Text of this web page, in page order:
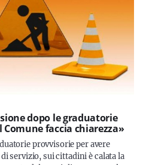
dopo le graduatorie
faccia chiarezza»
provvisorie per avere
servizio, sui cittadini è calata la